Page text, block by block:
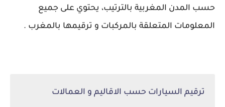
حسب المدن المغربية بالترتيب، يحتوي على جميع
المعلومات المتعلقة بالمركبات و ترقيمها بالمغرب .
ترقيم السيارات حسب الاقاليم و العمالات